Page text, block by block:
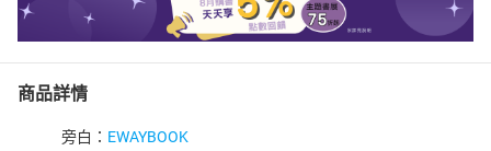
商品詳情
旁白： EWAYBOOK